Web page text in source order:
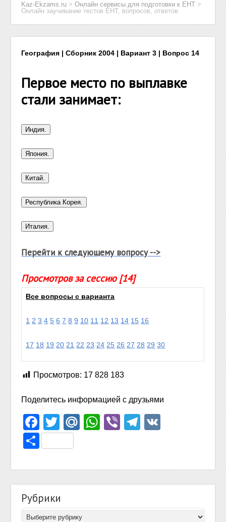
Kaz-Ekzams.ru >Онлайн сервисы для подготовки к ЕНТ >
Онлайн заучивание тестов ЕНТ, вопросов, ответов
География | Сборник 2004 | Вариант 3 | Вопрос 14
Первое место по выплавке
стали занимает:
Перейти к следующему вопросу -->
Просмотров за сессию [14]
Все вопросы с варианта
1 2 3 4 5 6 7 8 9 10 11 12 13 14 15 16
17 18 19 20 21 22 23 24 25 26 27 28 29 30
Просмотров: 17 828 183
Поделитесь информацией с друзьями
Facebook
TwitterMail.Ru
WhatsApp
ViberTelegram
Отправить
Рубрики